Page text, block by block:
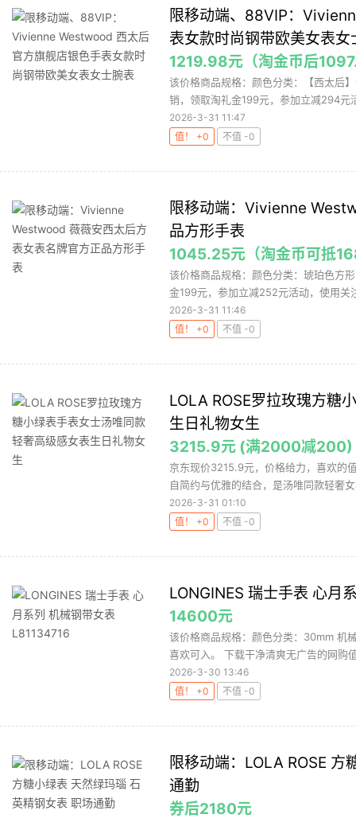
限移动端、88VIP：
表女款时尚钢带欧美女表女
1219.98元（淘金币后
该价格商品规格：颜色分类：【西太后
销，领取淘礼金199元，参加立减294元
2026-3-31 11:47
值！ +0
不值 -0
限移动端：Vivienne
品方形手表
1045.25元（淘金币可抵
该价格商品规格：颜色分类：琥珀色方
金199元，参加立减252元活动，使用
2026-3-31 11:46
值！ +0
不值 -0
LOLA ROSE罗拉玫瑰方糖
生日礼物女生
3215.9元 (满2000减200)
京东现价3215.9元，价格给力，喜欢的
自简约与优雅的结合，是汤唯同款轻奢
2026-3-31 01:10
值！ +0
不值 -0
LONGINES 瑞士手表 心月
14600元
该价格商品规格：颜色分类：30mm 机
喜欢可入。 下载干净清爽无广告的网购
2026-3-30 13:46
值！ +0
不值 -0
限移动端：LOLA ROSE
通勤
券后2180元